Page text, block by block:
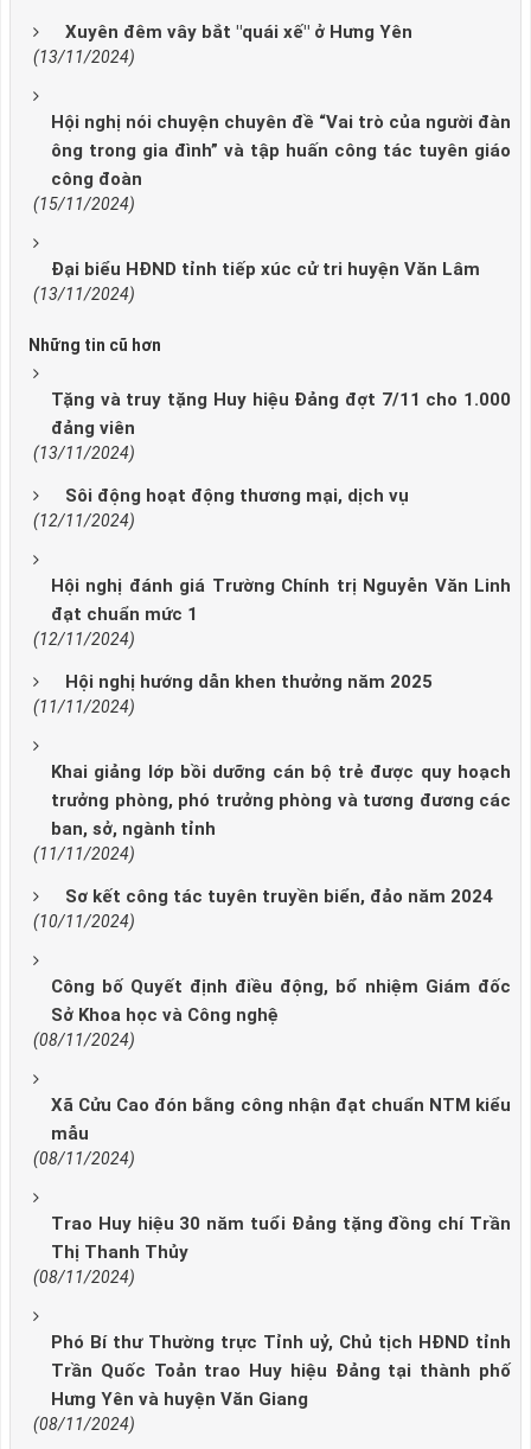
Xuyên đêm vây bắt "quái xế" ở Hưng Yên
(13/11/2024)
Hội nghị nói chuyện chuyên đề “Vai trò của người đàn
ông trong gia đình” và tập huấn công tác tuyên giáo
công đoàn
(15/11/2024)
Đại biểu HĐND tỉnh tiếp xúc cử tri huyện Văn Lâm
(13/11/2024)
Những tin cũ hơn
Tặng và truy tặng Huy hiệu Đảng đợt 7/11 cho 1.000
đảng viên
(13/11/2024)
Sôi động hoạt động thương mại, dịch vụ
(12/11/2024)
Hội nghị đánh giá Trường Chính trị Nguyễn Văn Linh
đạt chuẩn mức 1
(12/11/2024)
Hội nghị hướng dẫn khen thưởng năm 2025
(11/11/2024)
Khai giảng lớp bồi dưỡng cán bộ trẻ được quy hoạch
trưởng phòng, phó trưởng phòng và tương đương các
ban, sở, ngành tỉnh
(11/11/2024)
Sơ kết công tác tuyên truyền biển, đảo năm 2024
(10/11/2024)
Công bố Quyết định điều động, bổ nhiệm Giám đốc
Sở Khoa học và Công nghệ
(08/11/2024)
Xã Cửu Cao đón bằng công nhận đạt chuẩn NTM kiểu
mẫu
(08/11/2024)
Trao Huy hiệu 30 năm tuổi Đảng tặng đồng chí Trần
Thị Thanh Thủy
(08/11/2024)
Phó Bí thư Thường trực Tỉnh uỷ, Chủ tịch HĐND tỉnh
Trần Quốc Toản trao Huy hiệu Đảng tại thành phố
Hưng Yên và huyện Văn Giang
(08/11/2024)